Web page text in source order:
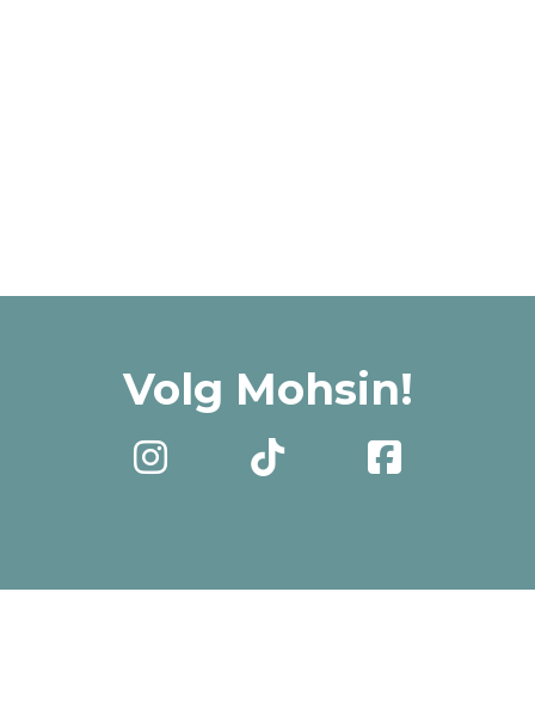
Volg Mohsin!
  